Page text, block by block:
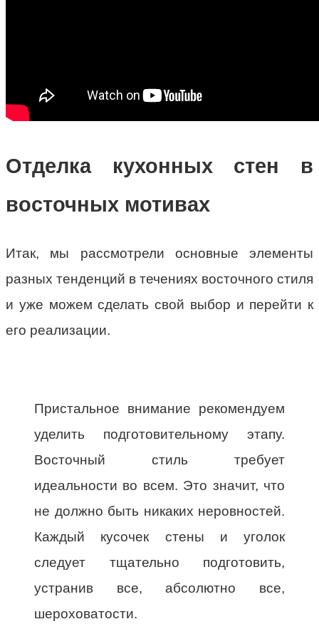
Отделка кухонных стен в
восточных мотивах
Итак, мы рассмотрели основные элементы
разных тенденций в течениях восточного стиля
и уже можем сделать свой выбор и перейти к
его реализации.
Пристальное внимание рекомендуем
уделить подготовительному этапу.
Восточный стиль требует
идеальности во всем. Это значит, что
не должно быть никаких неровностей.
Каждый кусочек стены и уголок
следует тщательно подготовить,
устранив все, абсолютно все,
шероховатости.